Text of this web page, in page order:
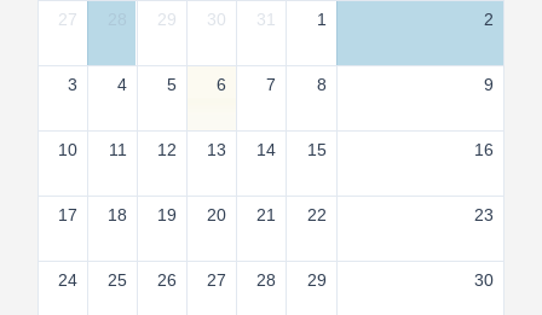
27 29 30 31 1 2
3 4 5 6 7 8 9
10 11 12 13 14 15 16
17 18 19 20 21 22 23
24 25 26 27 28 29 30